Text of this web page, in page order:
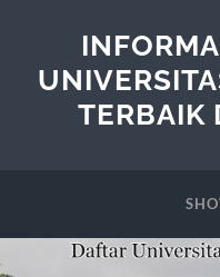
TERBAIK